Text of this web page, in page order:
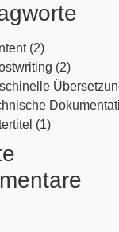
(2)
(2)
(1)